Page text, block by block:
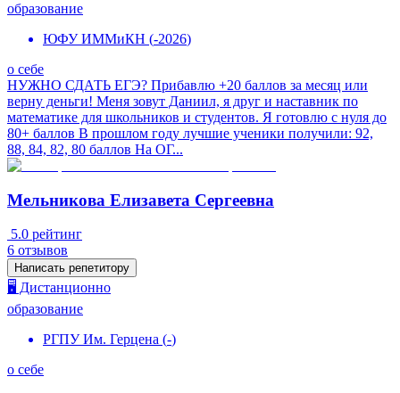
образование
ЮФУ ИММиКН (-2026)
о себе
НУЖНО СДАТЬ ЕГЭ? Прибавлю +20 баллов за месяц или
верну деньги! Меня зовут Даниил, я друг и наставник по
математике для школьников и студентов. Я готовлю с нуля до
80+ баллов В прошлом году лучшие ученики получили: 92,
88, 84, 82, 80 баллов На ОГ...
Мельникова Елизавета Сергеевна
5.0 рейтинг
6 отзывов
Написать репетитору
🖥️ Дистанционно
образование
РГПУ Им. Герцена (-)
о себе